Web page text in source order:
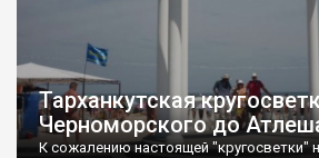
Тарханкутская
Черноморского до
К сожалению настоящей "кругосветки"